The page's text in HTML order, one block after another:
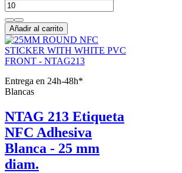
Añadir al carrito
Entrega en 24h-48h*
Blancas
NTAG 213 Etiqueta
NFC Adhesiva
Blanca - 25 mm
diam.